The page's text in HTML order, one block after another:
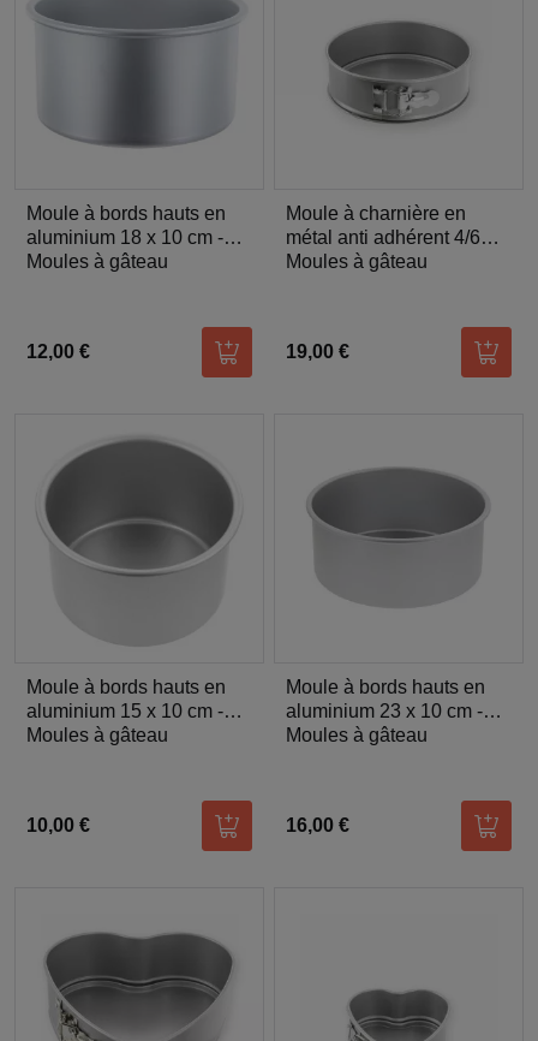
Moule à bords hauts en
aluminium 18 x 10 cm -
Patisdécor
Moules à gâteau
12,00 € Ajouter au panier
Moule à charnière en
métal anti adhérent 4/6
parts 20 cm -
Moules à gâteau
19,00 €
Moule à bords hauts en
aluminium 15 x 10 cm -
Patisdécor
Moules à gâteau
10,00 € Ajouter au panier
Moule à bords hauts en
aluminium 23 x 10 cm -
Patisdécor
Moules à gâteau
16,00 €